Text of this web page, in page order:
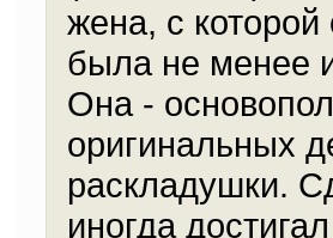
жена, с
была не менее
Она -
оригинальных
раскладушки.
иногда